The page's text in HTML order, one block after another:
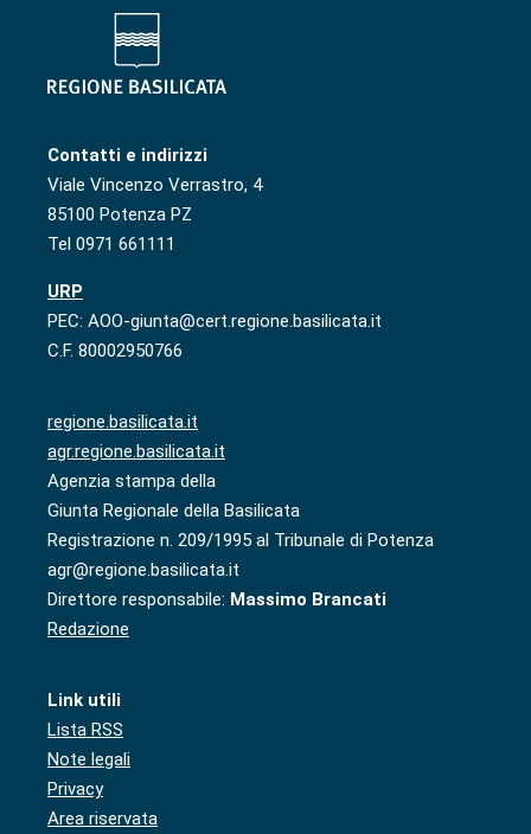
Contatti e indirizzi
Viale Vincenzo Verrastro, 4
85100 Potenza PZ
Tel 0971 661111
URP
PEC: AOO-giunta@cert.regione.basilicata.it
C.F. 80002950766
regione.basilicata.it
agr.regione.basilicata.it
Agenzia stampa della
Giunta Regionale della Basilicata
Registrazione n. 209/1995 al Tribunale di Potenza
agr@regione.basilicata.it
Direttore responsabile: Massimo Brancati
Redazione
Link utili
Lista RSS
Note legali
Privacy
Area riservata